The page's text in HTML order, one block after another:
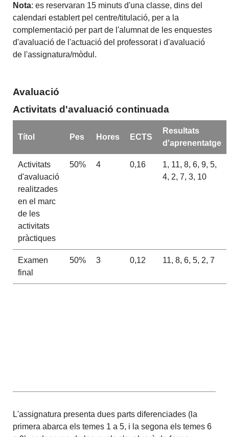
Nota: es reservaran 15 minuts d'una classe, dins del
calendari establert pel centre/titulació, per a la
complementació per part de l'alumnat de les enquestes
d'avaluació de l'actuació del professorat i d'avaluació
de l'assignatura/mòdul.
Avaluació
Activitats d'avaluació continuada
Títol Pes Hores ECTS
Resultats
d'aprenentatge
Activitats
d'avaluació
realitzades
en el marc
de les
activitats
pràctiques
50% 4 0,16
1, 11, 8, 6, 9, 5,
4, 2, 7, 3, 10
Examen
final
50% 3 0,12 11, 8, 6, 5, 2, 7
L'assignatura presenta dues parts diferenciades (la
primera abarca els temes 1 a 5, i la segona els temes 6